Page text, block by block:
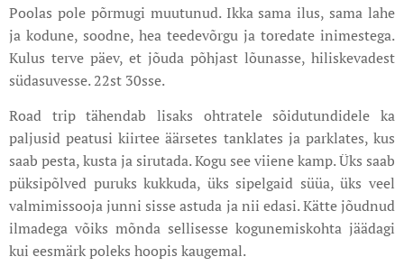
Poolas pole põrmugi muutunud. Ikka sama ilus, sama lahe
ja kodune, soodne, hea teedevõrgu ja toredate inimestega.
Kulus terve päev, et jõuda põhjast lõunasse, hiliskevadest
südasuvesse. 22st 30sse.
Road trip tähendab lisaks ohtratele sõidutundidele ka
paljusid peatusi kiirtee äärsetes tanklates ja parklates, kus
saab pesta, kusta ja sirutada. Kogu see viiene kamp. Üks saab
püksipõlved puruks kukkuda, üks sipelgaid süüa, üks veel
valmimissooja junni sisse astuda ja nii edasi. Kätte jõudnud
ilmadega võiks mõnda sellisesse kogunemiskohta jäädagi
kui eesmärk poleks hoopis kaugemal.